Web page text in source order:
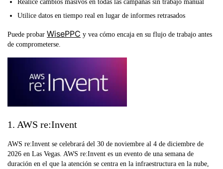
Realice cambios masivos en todas las campañas sin trabajo manual
Utilice datos en tiempo real en lugar de informes retrasados
Puede probar WisePPC y vea cómo encaja en su flujo de trabajo antes
de comprometerse.
1. AWS re:Invent
AWS re:Invent se celebrará del 30 de noviembre al 4 de diciembre de
2026 en Las Vegas. AWS re:Invent es un evento de una semana de
duración en el que la atención se centra en la infraestructura en la nube,